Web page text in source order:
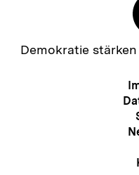
Zur
Demokratie stärken